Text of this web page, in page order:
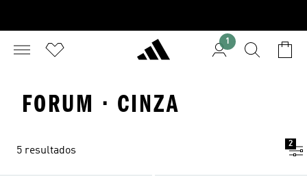
1
FORUM · CINZA
5 resultados
2